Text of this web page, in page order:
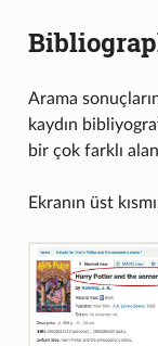
Arama
kaydın
bir çok farklı
Ekranın üst